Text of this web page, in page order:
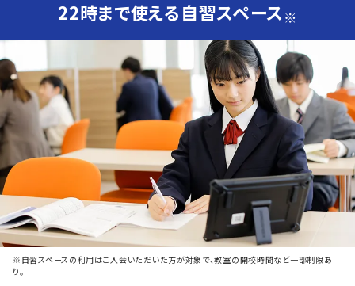
22時まで使える自習スペース ※
※自習スペースの利用はご入会いただいた方が対象で、教室の開校時間など一部制限あ
り。